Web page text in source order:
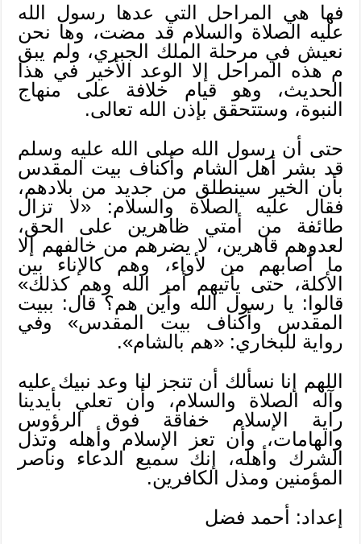
فها هي المراحل التي عدها رسول الله
عليه الصلاة والسلام قد مضت، وها نحن
نعيش في مرحلة الملك الجبري، ولم يبق
م هذه المراحل إلا الوعد الأخير في هذا
الحديث، وهو قيام خلافة على منهاج
النبوة، وستتحقق بإذن الله تعالى.
حتى أن رسول الله صلى الله عليه وسلم
قد بشر أهل الشام وأكناف بيت المقدس
بأن الخير سينطلق من جديد من بلادهم،
فقال عليه الصلاة والسلام: «لا تزال
طائفة من أمتي ظاهرين على الحق،
لعدوهم قاهرين، لا يضرهم من خالفهم إلا
ما أصابهم من لأواء، وهم كالإناء بين
الأكلة، حتى يأتيهم أمر الله وهم كذلك»
قالوا: يا رسول الله وأين هم؟ قال: ببيت
المقدس وأكناف بيت المقدس» وفي
رواية للبخاري: «هم بالشام».
اللهم إنا نسألك أن تنجز لنا وعد نبيك عليه
وآله الصلاة والسلام، وأن تعلي بأيدينا
راية الإسلام خفاقة فوق الرؤوس
والهامات، وأن تعز الإسلام وأهله وتذل
الشرك وأهله، إنك سميع الدعاء وناصر
المؤمنين ومذل الكافرين.
إعداد: أحمد فضل